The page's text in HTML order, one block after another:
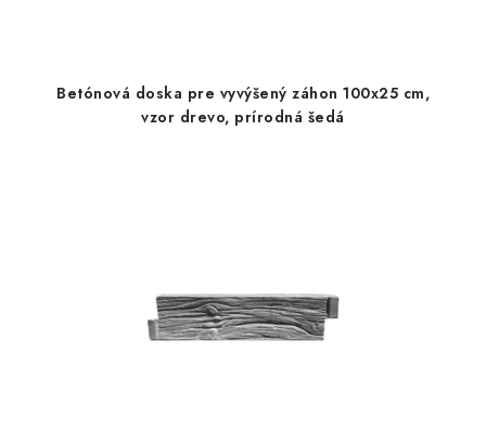
Betónová doska pre vyvýšený záhon 100x25 cm,
vzor drevo, prírodná šedá